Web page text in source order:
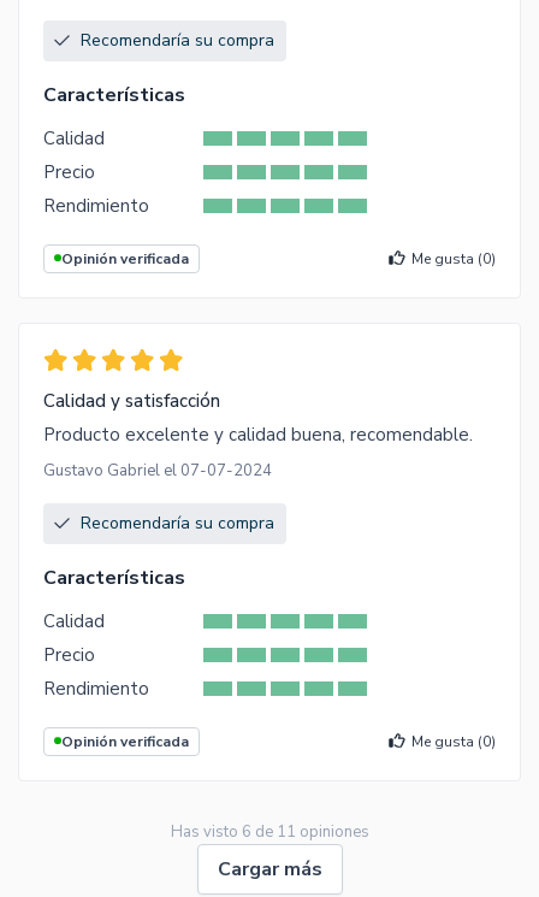
Recomendaría su compra
Características
Calidad
Precio
Rendimiento
Opinión verificada Me gusta (0)
Calidad y satisfacción
Producto excelente y calidad buena, recomendable.
Gustavo Gabriel el 07-07-2024
Recomendaría su compra
Características
Calidad
Precio
Rendimiento
Opinión verificada Me gusta (0)
Has visto 6 de 11 opiniones
Cargar más